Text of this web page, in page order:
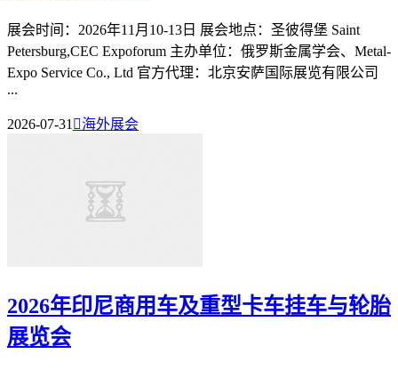
展会时间：2026年11月10-13日 展会地点：圣彼得堡 Saint
Petersburg,CEC Expoforum 主办单位：俄罗斯金属学会、Metal-
Expo Service Co., Ltd 官方代理：北京安萨国际展览有限公司
...
2026-07-31 海外展会
2026年印尼商用车及重型卡车挂车与轮胎
展览会